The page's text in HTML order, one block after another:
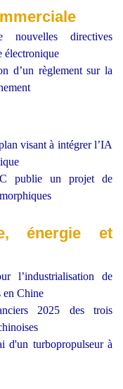
nouvelles directives
électronique
d’un règlement sur la
visant à intégrer l’IA
publie un projet de
énergie et
l’industrialisation de
en Chine
2025 des trois
d'un turbopropulseur à